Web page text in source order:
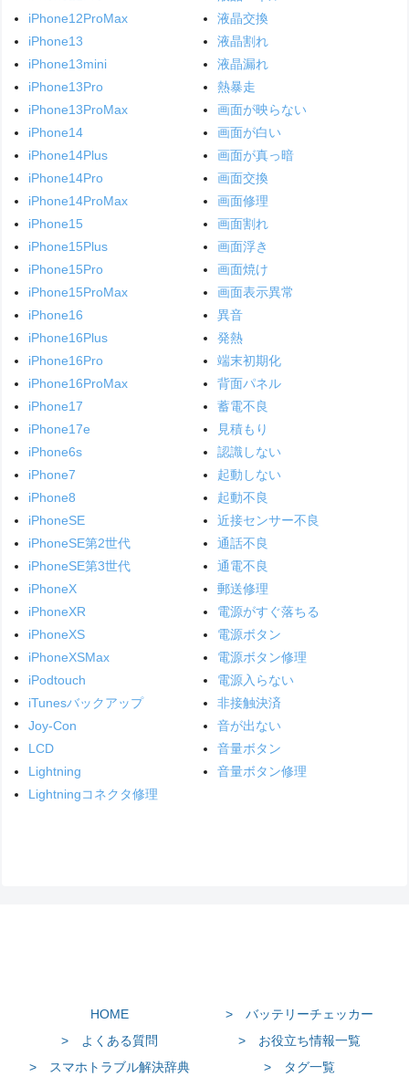
iPhone12ProMax
iPhone13
iPhone13mini
iPhone13Pro
iPhone13ProMax
iPhone14
iPhone14Plus
iPhone14Pro
iPhone14ProMax
iPhone15
iPhone15Plus
iPhone15Pro
iPhone15ProMax
iPhone16
iPhone16Plus
iPhone16Pro
iPhone16ProMax
iPhone17
iPhone17e
iPhone6s
iPhone7
iPhone8
iPhoneSE
iPhoneSE第2世代
iPhoneSE第3世代
iPhoneX
iPhoneXR
iPhoneXS
iPhoneXSMax
iPodtouch
iTunesバックアップ
Joy-Con
LCD
Lightning
Lightningコネクタ修理
液晶交換
液晶割れ
液晶漏れ
熱暴走
画面が映らない
画面が白い
画面が真っ暗
画面交換
画面修理
画面割れ
画面浮き
画面焼け
画面表示異常
異音
発熱
端末初期化
背面パネル
蓄電不良
見積もり
認識しない
起動しない
起動不良
近接センサー不良
通話不良
通電不良
郵送修理
電源がすぐ落ちる
電源ボタン
電源ボタン修理
電源入らない
非接触決済
音が出ない
音量ボタン
音量ボタン修理
HOME
> バッテリーチェッカー
> よくある質問
> お役立ち情報一覧
> スマホトラブル解決辞典
> タグ一覧